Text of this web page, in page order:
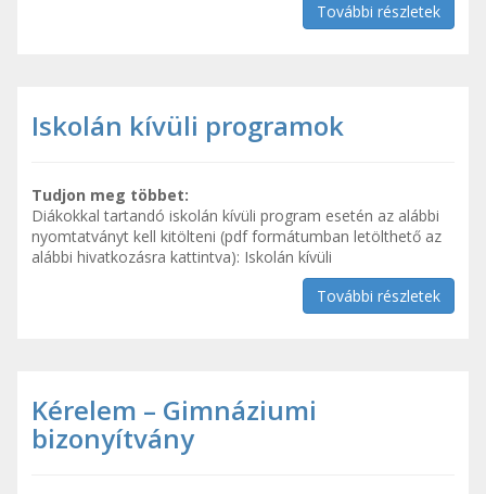
További részletek
Iskolán kívüli programok
Tudjon meg többet:
Diákokkal tartandó iskolán kívüli program esetén az alábbi
nyomtatványt kell kitölteni (pdf formátumban letölthető az
alábbi hivatkozásra kattintva): Iskolán kívüli
További részletek
Kérelem – Gimnáziumi
bizonyítvány